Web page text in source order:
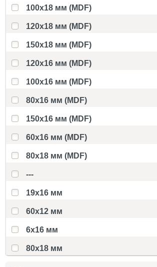
100x18 мм (MDF)
120x18 мм (MDF)
150x18 мм (MDF)
120x16 мм (MDF)
100x16 мм (MDF)
80x16 мм (MDF)
150x16 мм (MDF)
60x16 мм (MDF)
80x18 мм (MDF)
---
19х16 мм
60x12 мм
6x16 мм
80х18 мм